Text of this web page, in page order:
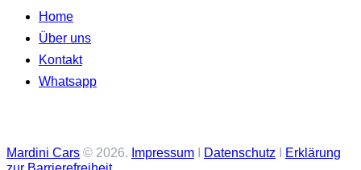
Home
Über uns
Kontakt
Whatsapp
Mardini Cars © 2026. Impressum Datenschutz
Erklärung